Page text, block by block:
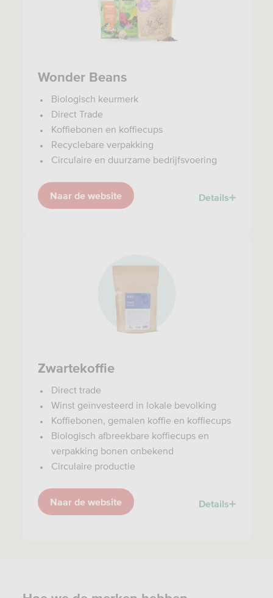
Wonder Beans
Biologisch keurmerk
Direct Trade
Koffiebonen en koffiecups
Recyclebare verpakking
Circulaire en duurzame bedrijfsvoering
Naar de website Details
Zwartekoffie
Direct trade
Winst geïnvesteerd in lokale bevolking
Koffiebonen, gemalen koffie en koffiecups
Biologisch afbreekbare koffiecups en
verpakking bonen onbekend
Circulaire productie
Naar de website Details